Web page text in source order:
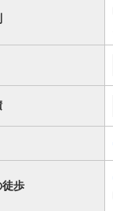
徒歩